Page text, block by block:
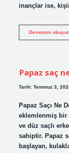
inançlar ise,
Devamını
Papaz saç
Tarih: Temmuz 3,
Papaz Saçı Ne
eklemlenmiş bir
ve düz saçlı
sahiptir. Papaz
başlayan,